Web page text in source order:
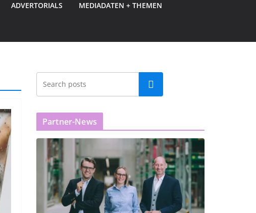
ADVERTORIALS MEDIADATEN + THEMEN
Partner-News